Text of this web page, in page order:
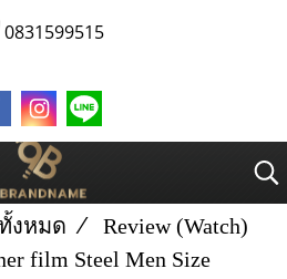
0831599515
งหมด
Review (Watch)
film Steel Men Size